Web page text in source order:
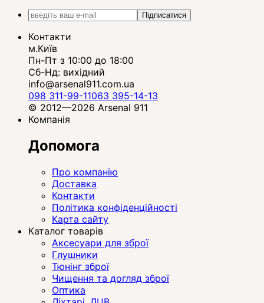
Підписатися
Контакти
м.Київ
Пн-Пт з 10:00 до 18:00
Сб-Нд: вихідний
info@arsenal911.com.ua
098 311-99-11063 395-14-13
© 2012—2026 Arsenal 911
Компанія
Допомога
Про компанію
Доставка
Контакти
Політика конфіденційності
Карта сайту
Каталог товарів
Аксесуари для зброї
Глушники
Тюнінг зброї
Чищення та догляд зброї
Оптика